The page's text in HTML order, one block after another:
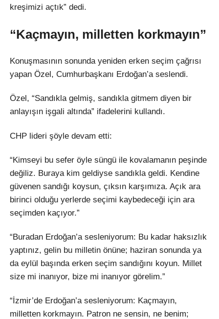
kreşimizi açtık” dedi.
“Kaçmayın, milletten korkmayın”
Konuşmasının sonunda yeniden erken seçim çağrısı
yapan Özel, Cumhurbaşkanı Erdoğan’a seslendi.
Özel, “Sandıkla gelmiş, sandıkla gitmem diyen bir
anlayışın işgali altında” ifadelerini kullandı.
CHP lideri şöyle devam etti:
“Kimseyi bu sefer öyle süngü ile kovalamanın peşinde
değiliz. Buraya kim geldiyse sandıkla geldi. Kendine
güvenen sandığı koysun, çıksın karşımıza. Açık ara
birinci olduğu yerlerde seçimi kaybedeceği için ara
seçimden kaçıyor.”
“Buradan Erdoğan’a sesleniyorum: Bu kadar haksızlık
yaptınız, gelin bu milletin önüne; haziran sonunda ya
da eylül başında erken seçim sandığını koyun. Millet
size mi inanıyor, bize mi inanıyor görelim.”
“İzmir’de Erdoğan’a sesleniyorum: Kaçmayın,
milletten korkmayın. Patron ne sensin, ne benim;